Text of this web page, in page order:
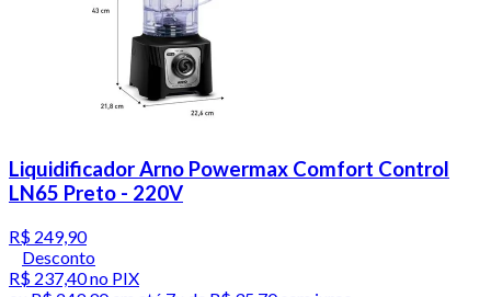
Liquidificador Arno Powermax Comfort Control
LN65 Preto - 220V
R$ 249,90
Desconto
R$ 237,40no PIX